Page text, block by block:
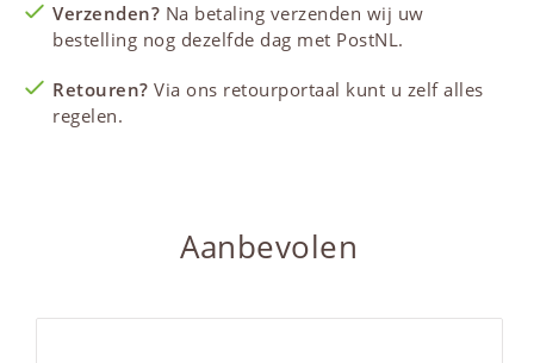
Verzenden? Na betaling verzenden wij uw
bestelling nog dezelfde dag met PostNL.
Retouren? Via ons retourportaal kunt u zelf alles
regelen.
Aanbevolen